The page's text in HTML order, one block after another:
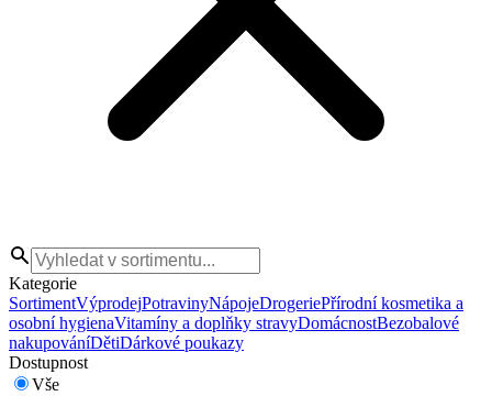
Kategorie
SortimentVýprodejPotravinyNápojeDrogeriePřírodní kosmetika a
osobní hygienaVitamíny a doplňky stravyDomácnostBezobalové
nakupováníDětiDárkové poukazy
Dostupnost
Vše